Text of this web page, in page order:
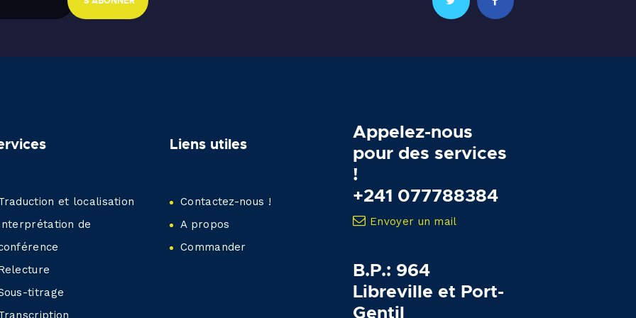
et localisation
de
titrage
Liens utiles
Contactez-nous !
A propos
Commander
Appelez-nous
pour des services
!
+241 077788384
Envoyer un mail
B.P.: 964
Libreville et Port-
Gentil